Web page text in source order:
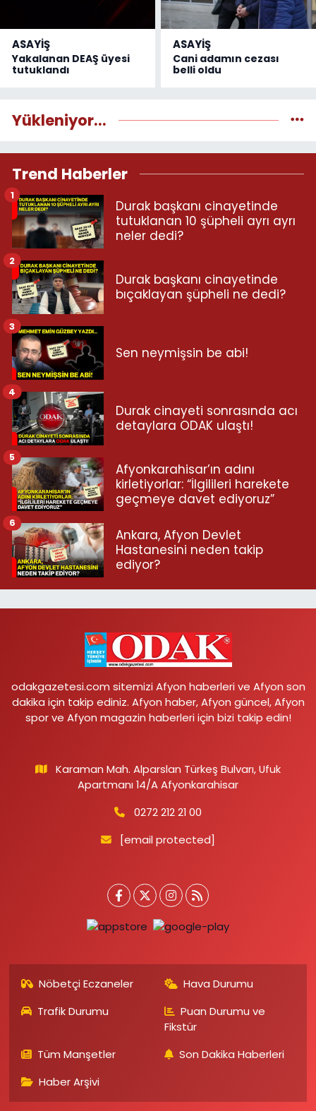
ASAYİŞ
Yakalanan DEAŞ üyesi
tutuklandı
ASAYİŞ
Cani adamın cezası
belli oldu
Yükleniyor...
Trend Haberler
Durak başkanı cinayetinde
tutuklanan 10 şüpheli ayrı ayrı
neler dedi?
1
Durak başkanı cinayetinde
bıçaklayan şüpheli ne dedi?
2
Sen neymişsin be abi!
3
Durak cinayeti sonrasında acı
detaylara ODAK ulaştı!
4
Afyonkarahisar’ın adını
kirletiyorlar: “İlgilileri harekete
geçmeye davet ediyoruz”
5
Ankara, Afyon Devlet
Hastanesini neden takip
ediyor?
6
odakgazetesi.com sitemizi Afyon haberleri ve Afyon son
dakika için takip ediniz. Afyon haber, Afyon güncel, Afyon
spor ve Afyon magazin haberleri için bizi takip edin!
Karaman Mah. Alparslan Türkeş Bulvarı, Ufuk
Apartmanı 14/A Afyonkarahisar
0272 212 21 00
[email protected]
Nöbetçi Eczaneler
Hava Durumu
Trafik Durumu
Puan Durumu ve
Fikstür
Tüm Manşetler
Son Dakika Haberleri
Haber Arşivi